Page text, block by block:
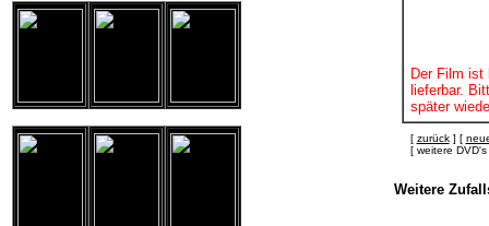
Der Film ist
lieferbar.
später
[ zurück] [
[ weitere
Weitere